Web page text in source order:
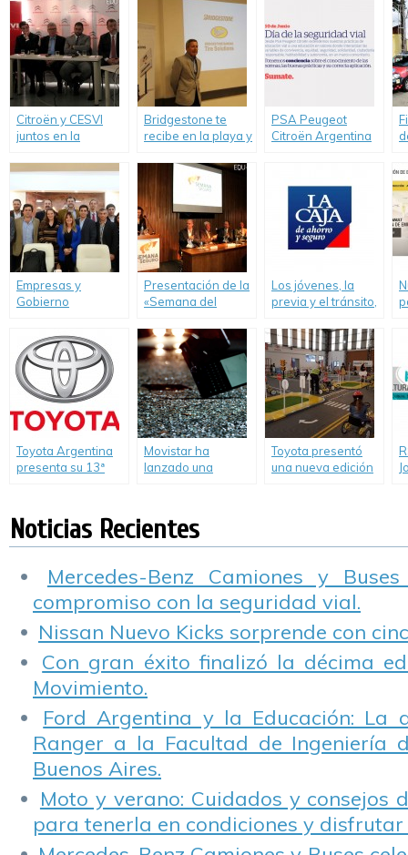
Citroën y CESVI
juntos en la
mejorar la
Bridgestone te
recibe en la playa y
Vial a la costa
PSA Peugeot
Citroën Argentina
refuerza su
compromiso
Empresas y
Gobierno
experiencias de
RSE y Seguridad
Vial
Presentación de la
«Semana del
Prevención»
Los jóvenes, la
previa y el tránsito,
Seguros «La Caja»
Toyota Argentina
presenta su 13ª
conducción segura
para clientes.
Movistar ha
lanzado una
utilizar el celular
mientras se
Toyota presentó
una nueva edición
Noticias Recientes
Mercedes-Benz Camiones y
compromiso con la seguridad vial.
Nissan Nuevo Kicks sorprende con
Con gran éxito finalizó la décima
Movimiento.
Ford Argentina y la Educación: La
Ranger a la Facultad de Ingeniería
Buenos Aires.
Moto y verano: Cuidados y consejos
para tenerla en condiciones y disfrutar